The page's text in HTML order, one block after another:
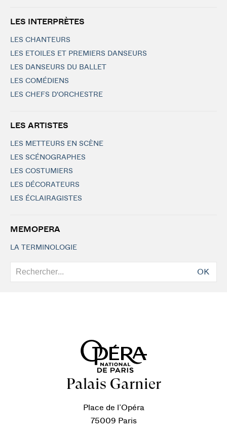
LES INTERPRÈTES
LES CHANTEURS
LES ETOILES ET PREMIERS DANSEURS
LES DANSEURS DU BALLET
LES COMÉDIENS
LES CHEFS D'ORCHESTRE
LES ARTISTES
LES METTEURS EN SCÈNE
LES SCÉNOGRAPHES
LES COSTUMIERS
LES DÉCORATEURS
LES ÉCLAIRAGISTES
MEMOPERA
LA TERMINOLOGIE
OK
Palais Garnier
Place de l’Opéra
75009 Paris